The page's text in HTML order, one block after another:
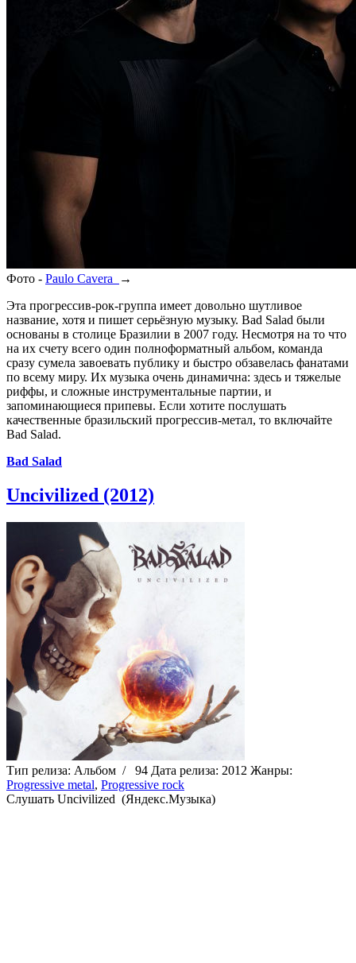
Фото - Paulo Cavera
→
Эта прогрессив-рок-группа имеет довольно шутливое
название, хотя и пишет серьёзную музыку. Bad Salad были
основаны в столице Бразилии в 2007 году. Несмотря на то что
на их счету всего один полноформатный альбом, команда
сразу сумела завоевать публику и быстро обзавелась фанатами
по всему миру. Их музыка очень динамична: здесь и тяжелые
риффы, и сложные инструментальные партии, и
запоминающиеся припевы. Если хотите послушать
качественные бразильский прогрессив-метал, то включайте
Bad Salad.
Bad Salad
Uncivilized (2012)
Тип релиза: Альбом / 94 Дата релиза: 2012 Жанры:
Progressive metal, Progressive rock
Cлушать Uncivilized (Яндекс.Музыка)